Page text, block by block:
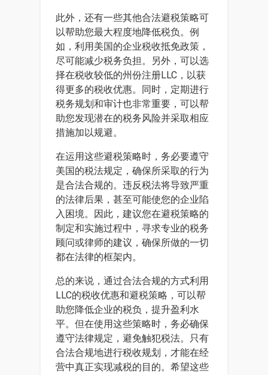
此外，还有一些其他合法避税策略可
以帮助您最大程度地降低税负。例
如，利用美国的企业税收抵免政策，
尽可能减少税务负担。另外，可以选
择在税收较低的州份注册LLC，以获
得更多的税收优惠。同时，定期进行
税务规划和审计也非常重要，可以帮
助您发现潜在的税务风险并采取相应
措施加以规避。
在运用这些避税策略时，务必要遵守
美国的税法规定，确保所采取的行为
是合法合规的。违反税法将导致严重
的法律后果，甚至可能使您的企业陷
入困境。因此，建议您在避税策略的
制定和实施过程中，寻求专业的税务
顾问或律师的建议，确保所做的一切
都在法律的框架内。
总的来说，通过合法合规的方式利用
LLC的税收优惠和避税策略，可以帮
助您降低企业的税负，提升盈利水
平。但在使用这些策略时，务必确保
遵守法律规定，避免触犯税法。只有
合法合规地进行税收规划，才能在经
营中真正实现减税的目的。希望这些